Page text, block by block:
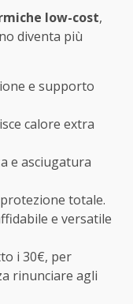
low-cost,
diventa più
e supporto
calore extra
e asciugatura
totale.
e versatile
i 30€, per
rinunciare agli